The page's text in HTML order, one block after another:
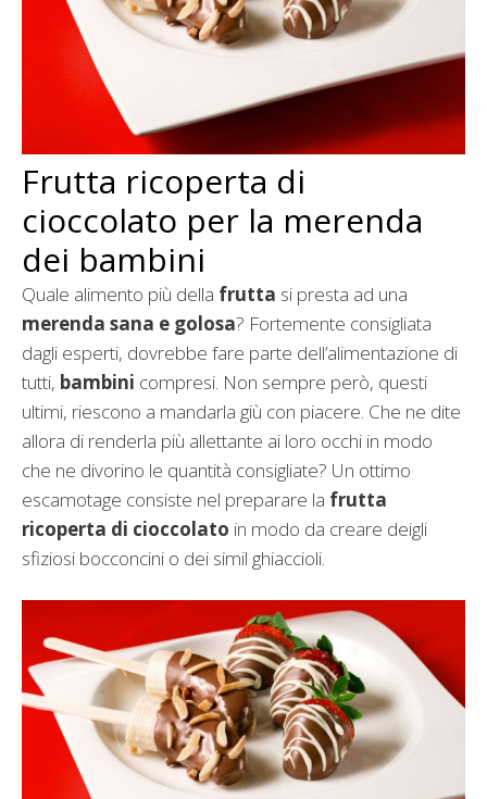
Frutta ricoperta di
cioccolato per la merenda
dei bambini
Quale alimento più della frutta si presta ad una
merenda sana e golosa? Fortemente consigliata
dagli esperti, dovrebbe fare parte dell’alimentazione di
tutti, bambini compresi. Non sempre però, questi
ultimi, riescono a mandarla giù con piacere. Che ne dite
allora di renderla più allettante ai loro occhi in modo
che ne divorino le quantità consigliate? Un ottimo
escamotage consiste nel preparare la frutta
ricoperta di cioccolato in modo da creare deigli
sfiziosi bocconcini o dei simil ghiaccioli.